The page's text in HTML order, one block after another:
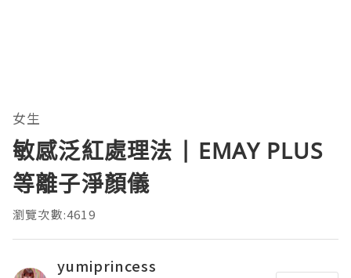
女生
敏感泛紅處理法 | EMAY PLUS
等離子淨顏儀
瀏覽次數:4619
yumiprincess